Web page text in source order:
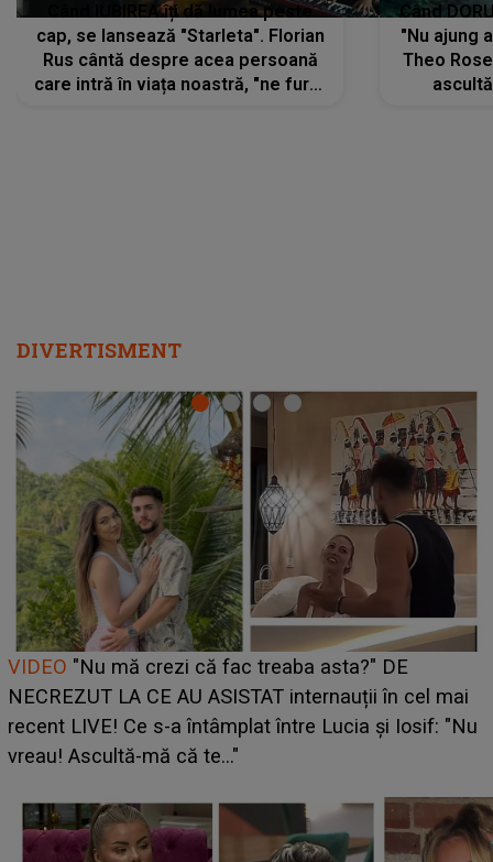
Când IUBIREA îți dă lumea peste
cap, se lansează "Starleta". Florian
Rus cântă despre acea persoană
care intră în viața noastră, "ne fură"
Când
"Nu ajung
Theo
DIVERTISMENT
Cine este Bianca, tânăra clujeancă luată pe scenă la
UNTOLD ONE de Zara Larsson? Aceasta a dezvăluit
ce i-a spus artista suedeză în culise: „Nu am fost
pregătită...”